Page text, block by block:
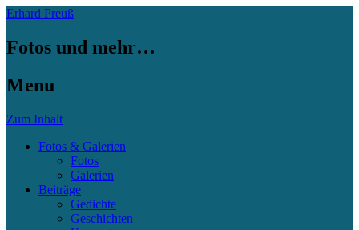
Erhard Preuß
Fotos und mehr…
Menu
Zum Inhalt
Fotos & Galerien
Fotos
Galerien
Beiträge
Gedichte
Geschichten